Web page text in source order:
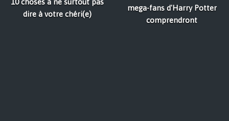
10 choses à ne surtout pas
dire à votre chéri(e)
mega-fans d'Harry Potter
comprendront